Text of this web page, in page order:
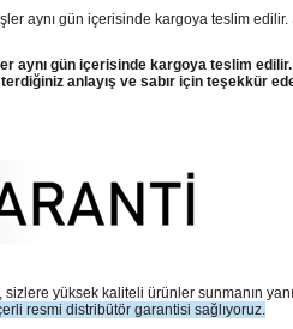
aynı gün içerisinde kargoya teslim edilir.
aynı gün içerisinde kargoya teslim
anlayış ve sabır için teşekkür
sizlere yüksek kaliteli ürünler sunmanın
resmi distribütör garantisi sağlıyoruz.